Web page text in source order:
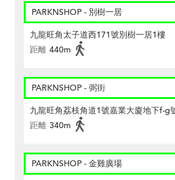
PARKNSHOP - 別樹一居
九龍旺角太子道西171號別樹一居1樓
距離 440m
PARKNSHOP - 弼街
九龍旺角荔枝角道1號嘉業大廈地下f-g
距離 340m
PARKNSHOP - 金雞廣場